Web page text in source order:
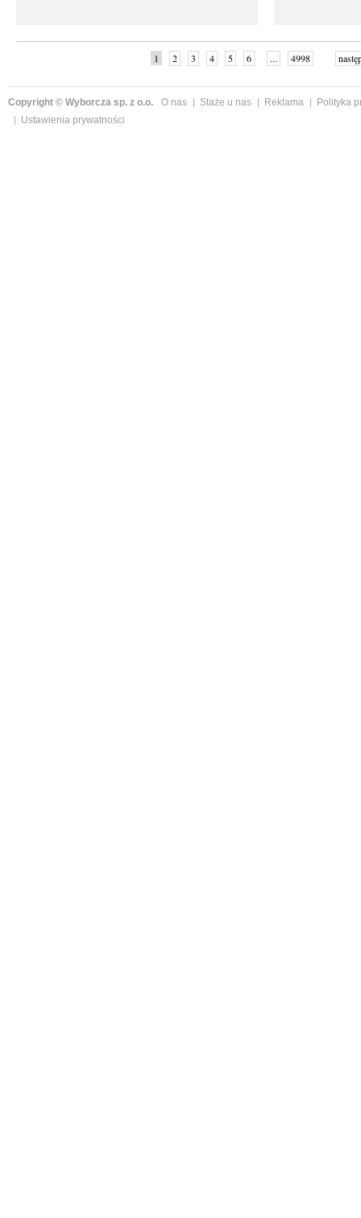
1 2 3 4 5 6 ... 4998
Copyright © Wyborcza sp. z o.o. O nas Staże u nas Reklama
Polityka
Ustawienia prywatności